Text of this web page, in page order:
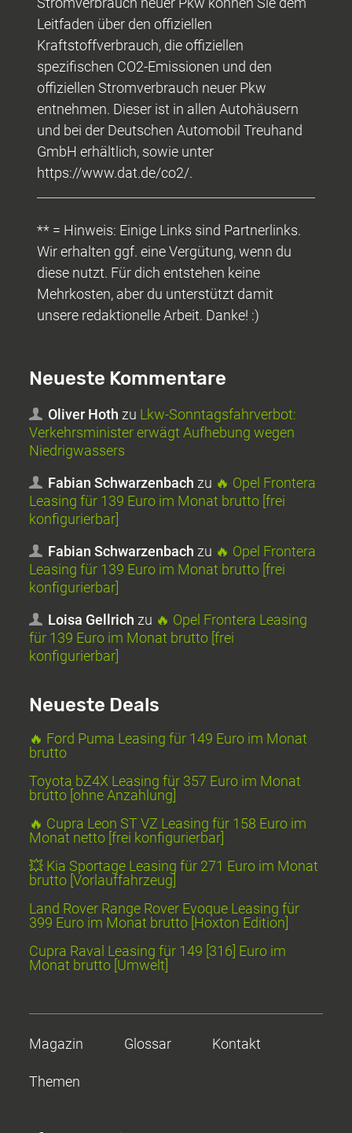
Leitfaden über den offiziellen
Kraftstoffverbrauch, die offiziellen
spezifischen CO2-Emissionen und den
offiziellen Stromverbrauch neuer Pkw
entnehmen. Dieser ist in allen Autohäusern
und bei der Deutschen Automobil Treuhand
GmbH erhältlich, sowie unter
https://www.dat.de/co2/.
** = Hinweis: Einige Links sind Partnerlinks.
Wir erhalten ggf. eine Vergütung, wenn du
diese nutzt. Für dich entstehen keine
Mehrkosten, aber du unterstützt damit
unsere redaktionelle Arbeit. Danke! :)
Neueste Kommentare
Oliver Hoth zu Lkw-Sonntagsfahrverbot:
Verkehrsminister erwägt Aufhebung wegen
Niedrigwassers
Fabian Schwarzenbach zu 🔥 Opel Frontera
Leasing für 139 Euro im Monat brutto [frei
konfigurierbar]
Fabian Schwarzenbach zu 🔥 Opel Frontera
Leasing für 139 Euro im Monat brutto [frei
konfigurierbar]
Loisa Gellrich zu 🔥 Opel Frontera Leasing
für 139 Euro im Monat brutto [frei
konfigurierbar]
Neueste Deals
🔥 Ford Puma Leasing für 149 Euro im Monat
brutto
Toyota bZ4X Leasing für 357 Euro im Monat
brutto [ohne Anzahlung]
🔥 Cupra Leon ST VZ Leasing für 158 Euro im
Monat netto [frei konfigurierbar]
💥 Kia Sportage Leasing für 271 Euro im Monat
brutto [Vorlauffahrzeug]
Land Rover Range Rover Evoque Leasing für
399 Euro im Monat brutto [Hoxton Edition]
Cupra Raval Leasing für 149 [316] Euro im
Monat brutto [Umwelt]
Magazin Glossar Kontakt
Themen